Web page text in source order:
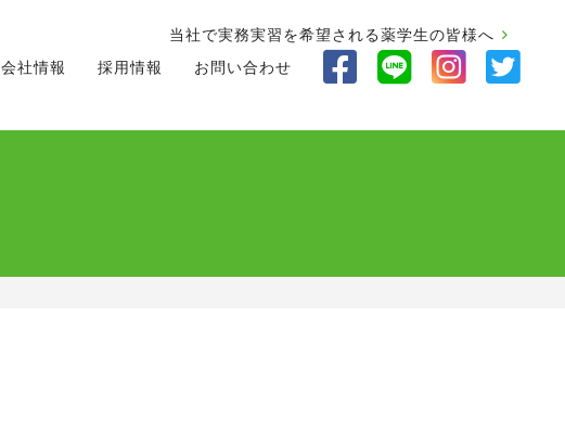
当社で実務実習を希望される薬学生の皆様へ
会社情報 採用情報 お問い合わせ